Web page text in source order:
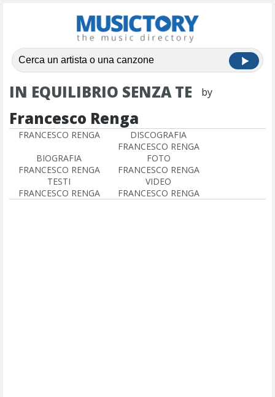
IN EQUILIBRIO SENZA TE by
Francesco Renga
FRANCESCO RENGA
DISCOGRAFIA
FRANCESCO RENGA
BIOGRAFIA
FRANCESCO RENGA
FOTO
FRANCESCO RENGA
TESTI
FRANCESCO RENGA
VIDEO
FRANCESCO RENGA